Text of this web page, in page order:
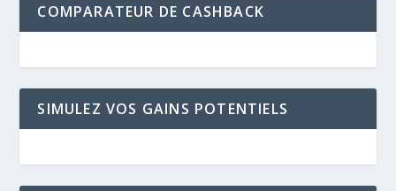
COMPARATEUR DE CASHBACK
SIMULEZ VOS GAINS POTENTIELS